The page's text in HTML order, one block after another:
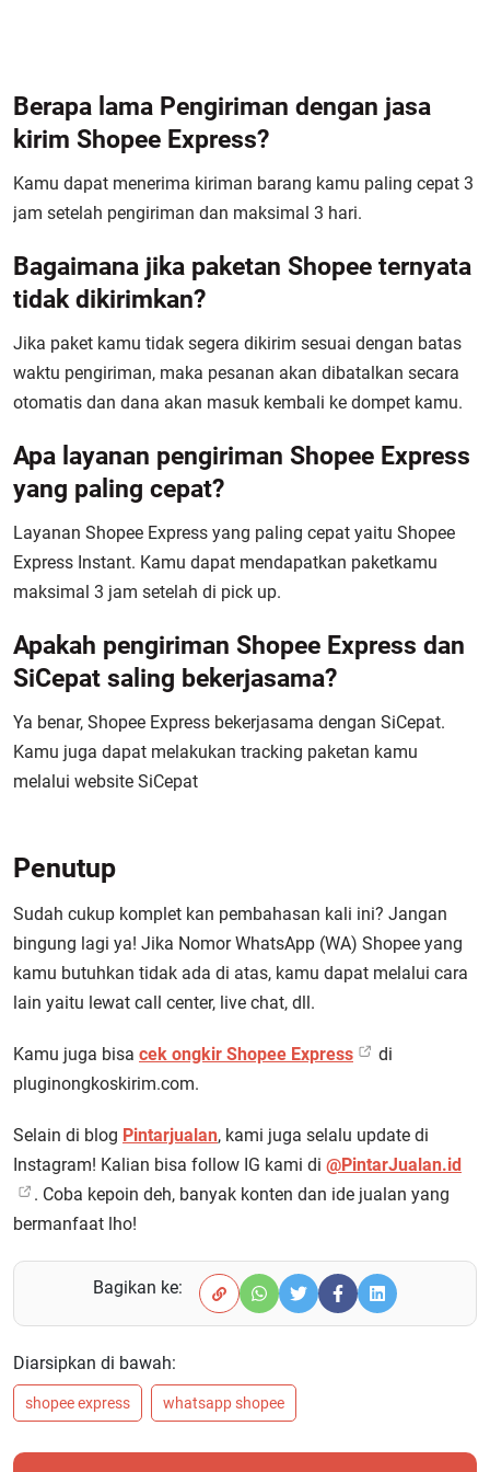
Berapa lama Pengiriman dengan jasa
kirim Shopee Express?
Kamu dapat menerima kiriman barang kamu paling cepat 3
jam setelah pengiriman dan maksimal 3 hari.
Bagaimana jika paketan Shopee ternyata
tidak dikirimkan?
Jika paket kamu tidak segera dikirim sesuai dengan batas
waktu pengiriman, maka pesanan akan dibatalkan secara
otomatis dan dana akan masuk kembali ke dompet kamu.
Apa layanan pengiriman Shopee Express
yang paling cepat?
Layanan Shopee Express yang paling cepat yaitu Shopee
Express Instant. Kamu dapat mendapatkan paketkamu
maksimal 3 jam setelah di pick up.
Apakah pengiriman Shopee Express dan
SiCepat saling bekerjasama?
Ya benar, Shopee Express bekerjasama dengan SiCepat.
Kamu juga dapat melakukan tracking paketan kamu
melalui website SiCepat
Penutup
Sudah cukup komplet kan pembahasan kali ini? Jangan
bingung lagi ya! Jika Nomor WhatsApp (WA) Shopee yang
kamu butuhkan tidak ada di atas, kamu dapat melalui cara
lain yaitu lewat call center, live chat, dll.
Kamu juga bisa cek ongkir Shopee Express
di
pluginongkoskirim.com.
Selain di blog Pintarjualan, kami juga selalu update di
Instagram! Kalian bisa follow IG kami di @PintarJualan.id
. Coba kepoin deh, banyak konten dan ide jualan yang
bermanfaat lho!
Bagikan ke:
Diarsipkan di bawah:
shopee express whatsapp shopee